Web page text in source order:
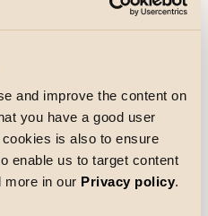
and improve the content on
you have a good user
is also to ensure
enable us to target content
more in our Privacy policy.
Artes
représente une
murales qui allient un
fonctionnel.